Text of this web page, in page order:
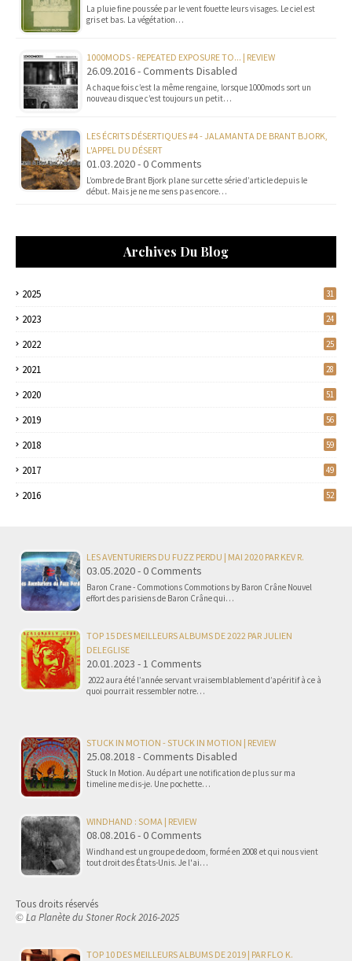
La pluie fine poussée par le vent fouette leurs visages. Le ciel est
gris et bas. La végétation…
1000MODS - REPEATED EXPOSURE TO... | REVIEW
26.09.2016 - Comments Disabled
A chaque fois c’est la même rengaine, lorsque 1000mods sort un
nouveau disque c’est toujours un petit…
LES ÉCRITS DÉSERTIQUES #4 - JALAMANTA DE BRANT BJORK,
L'APPEL DU DÉSERT
01.03.2020 - 0 Comments
L’ombre de Brant Bjork plane sur cette série d’article depuis le
début. Mais je ne me sens pas encore…
Archives Du Blog
2025 31
2023 24
2022 25
2021 28
2020 51
2019 56
2018 59
2017 49
2016 52
LES AVENTURIERS DU FUZZ PERDU | MAI 2020 PAR KEV R.
03.05.2020 - 0 Comments
Baron Crane - Commotions Commotions by Baron Crâne Nouvel
effort des parisiens de Baron Crâne qui…
TOP 15 DES MEILLEURS ALBUMS DE 2022 PAR JULIEN
DELEGLISE
20.01.2023 - 1 Comments
2022 aura été l’année servant vraisemblablement d’apéritif à ce à
quoi pourrait ressembler notre…
STUCK IN MOTION - STUCK IN MOTION | REVIEW
25.08.2018 - Comments Disabled
Stuck In Motion. Au départ une notification de plus sur ma
timeline me dis-je. Une pochette…
WINDHAND : SOMA | REVIEW
08.08.2016 - 0 Comments
Windhand est un groupe de doom, formé en 2008 et qui nous vient
tout droit des États-Unis. Je l'ai…
Tous droits réservés
© La Planète du Stoner Rock 2016-2025
TOP 10 DES MEILLEURS ALBUMS DE 2019 | PAR FLO K.